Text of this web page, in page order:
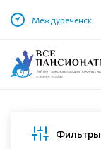
Междуреченск
Фильтры